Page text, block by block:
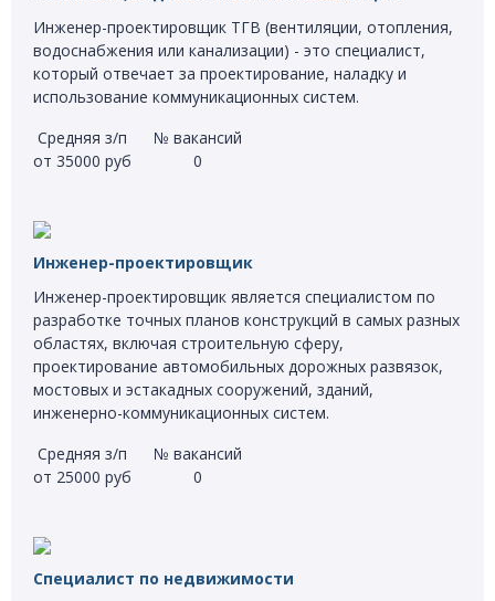
Инженер-проектировщик ТГВ (вентиляции, отопления,
водоснабжения или канализации) - это специалист,
который отвечает за проектирование, наладку и
использование коммуникационных систем.
Средняя з/п
от 35000 руб
№ вакансий
0
Инженер-проектировщик
Инженер-проектировщик является специалистом по
разработке точных планов конструкций в самых разных
областях, включая строительную сферу,
проектирование автомобильных дорожных развязок,
мостовых и эстакадных сооружений, зданий,
инженерно-коммуникационных систем.
Средняя з/п
от 25000 руб
№ вакансий
0
Специалист по недвижимости